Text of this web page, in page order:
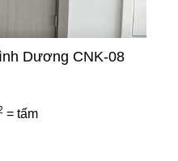
Dương CNK-08
= tấm